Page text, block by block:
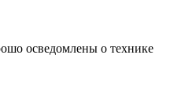
осведомлены о технике